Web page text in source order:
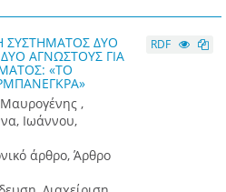
ΣΥΣΤΗΜΑΤΟΣ ΔΥΟ
ΑΓΝΩΣΤΟΥΣ ΓΙΑ
«ΤΟ
,
Ιωάννου,
άρθρο, Άρθρο
RDF